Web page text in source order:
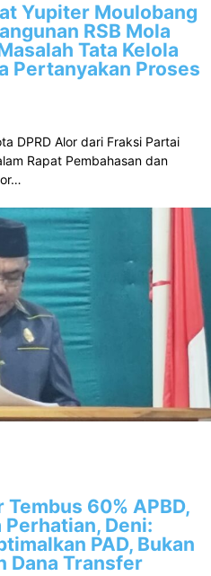
Yupiter Moulobang
RSB Mola
Tata Kelola
Pertanyakan Proses
DPRD Alor dari Fraksi Partai
Rapat Pembahasan dan
60% APBD,
Deni:
PAD, Bukan
Dana Transfer